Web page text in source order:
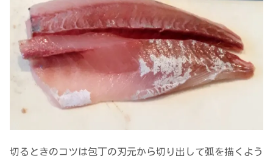
切るときのコツは包丁の刃元から切り出して弧を描くよう